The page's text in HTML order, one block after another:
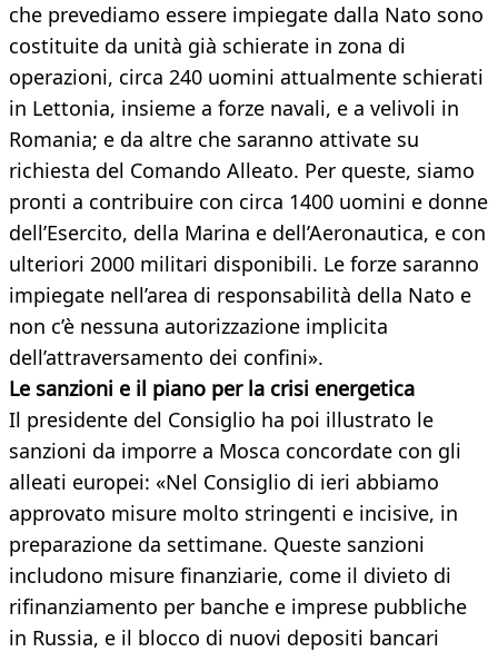
che prevediamo essere impiegate dalla Nato sono
costituite da unità già schierate in zona di
operazioni, circa 240 uomini attualmente schierati
in Lettonia, insieme a forze navali, e a velivoli in
Romania; e da altre che saranno attivate su
richiesta del Comando Alleato. Per queste, siamo
pronti a contribuire con circa 1400 uomini e donne
dell’Esercito, della Marina e dell’Aeronautica, e con
ulteriori 2000 militari disponibili. Le forze saranno
impiegate nell’area di responsabilità della Nato e
non c’è nessuna autorizzazione implicita
dell’attraversamento dei confini».
Le sanzioni e il piano per la crisi energetica
Il presidente del Consiglio ha poi illustrato le
sanzioni da imporre a Mosca concordate con gli
alleati europei: «Nel Consiglio di ieri abbiamo
approvato misure molto stringenti e incisive, in
preparazione da settimane. Queste sanzioni
includono misure finanziarie, come il divieto di
rifinanziamento per banche e imprese pubbliche
in Russia, e il blocco di nuovi depositi bancari